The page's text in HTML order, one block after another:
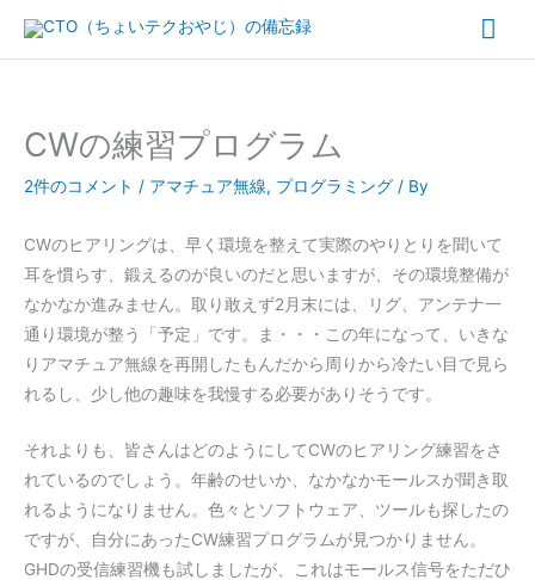
メ
ニ
ュ
ー
CWの練習プログラム
2件のコメント / アマチュア無線, プログラミング / By
CWのヒアリングは、早く環境を整えて実際のやりとりを聞いて
耳を慣らす、鍛えるのが良いのだと思いますが、その環境整備が
なかなか進みません。取り敢えず2月末には、リグ、アンテナ一
通り環境が整う「予定」です。ま・・・この年になって、いきな
りアマチュア無線を再開したもんだから周りから冷たい目で見ら
れるし、少し他の趣味を我慢する必要がありそうです。
それよりも、皆さんはどのようにしてCWのヒアリング練習をさ
れているのでしょう。年齢のせいか、なかなかモールスが聞き取
れるようになりません。色々とソフトウェア、ツールも探したの
ですが、自分にあったCW練習プログラムが見つかりません。
GHDの受信練習機も試しましたが、これはモールス信号をただひ